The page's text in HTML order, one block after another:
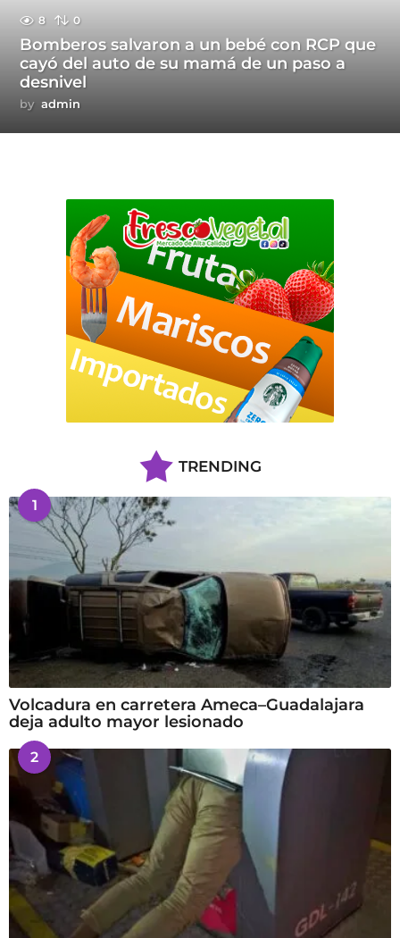
8 0
Bomberos salvaron a un bebé con RCP que
cayó del auto de su mamá de un paso a
desnivel
by admin
TRENDING
1
Volcadura en carretera Ameca–Guadalajara
deja adulto mayor lesionado
2